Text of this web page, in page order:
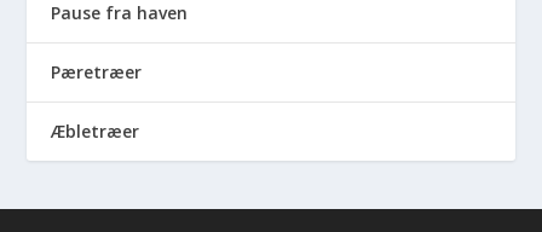
Pause fra haven
Pæretræer
Æbletræer